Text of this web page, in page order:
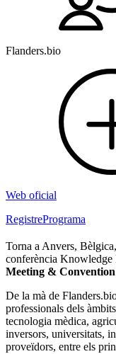
Flanders.bio
Web oficial
RegistrePrograma
Torna a Anvers,
conferència Knowledge
Meeting &
De la mà de
professionals dels
tecnologia mèdica,
inversors, universitats,
proveïdors, entre els